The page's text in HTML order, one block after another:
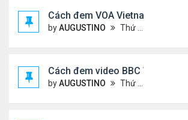
Cách đem VOA Vietnamese vào
byAUGUSTINO Thứ 5 Tháng 10 15, 2020 11:08 am
Cách đem video BBC Việt vào
byAUGUSTINO Thứ 5 Tháng 10 15, 2020 10:34 am